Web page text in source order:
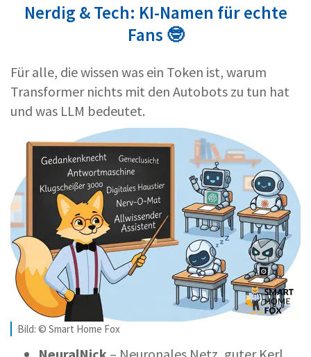
Nerdig & Tech: KI-Namen für echte
Fans 🤓
Für alle, die wissen was ein Token ist, warum
Transformer nichts mit den Autobots zu tun hat
und was LLM bedeutet.
Bild: © Smart Home Fox